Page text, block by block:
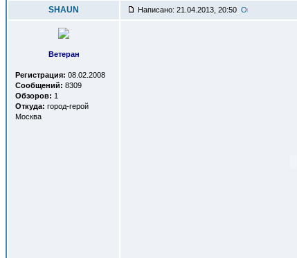
SHAUN Написано: 21.04.2013, 20:50
Ветеран
Регистрация: 08.02.2008
Сообщений: 8309
Обзоров: 1
Откуда: город-герой
Москва